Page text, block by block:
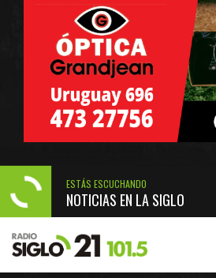
ESTÁS ESCUCHANDO
NOTICIAS EN LA SIGLO